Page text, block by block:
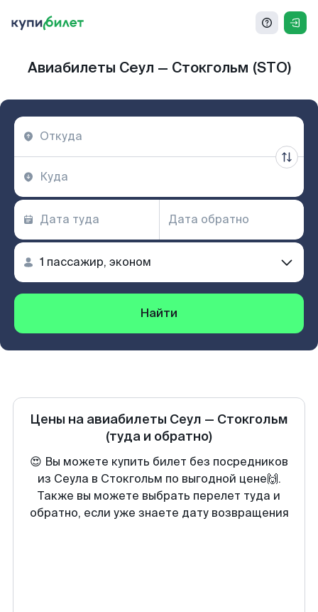
Авиабилеты Сеул — Стокгольм (STO)
Найти
Цены на авиабилеты Сеул — Стокгольм
(туда и обратно)
😍 Вы можете купить билет без посредников
из Сеула в Стокгольм по выгодной цене🙌.
Также вы можете выбрать перелет туда и
обратно, если уже знаете дату возвращения